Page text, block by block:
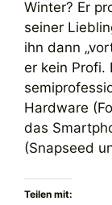
Winter? Er
seiner
ihn dann
er kein Profi.
Hardware
das
(Snapseed
Teilen mit: